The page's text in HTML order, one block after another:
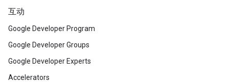
互动
Google Developer Program
Google Developer Groups
Google Developer Experts
Accelerators